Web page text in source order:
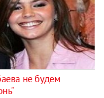
не будем